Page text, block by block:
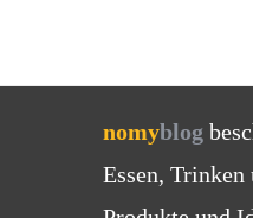
nomyblog
Essen, Trinken